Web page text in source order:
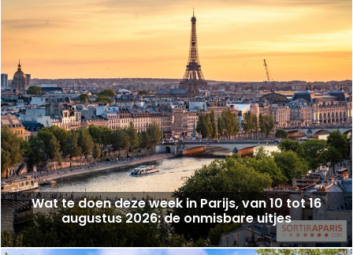
Wat te doen deze week in Parijs, van 10 tot 16
augustus 2026: de onmisbare uitjes